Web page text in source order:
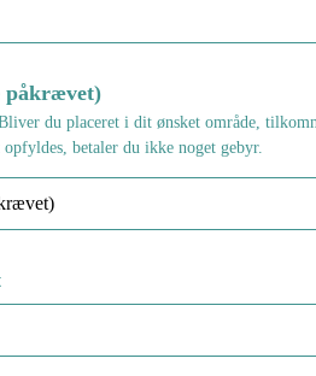
påkrævet)
du placeret i dit ønsket område,
betaler du ikke noget gebyr.